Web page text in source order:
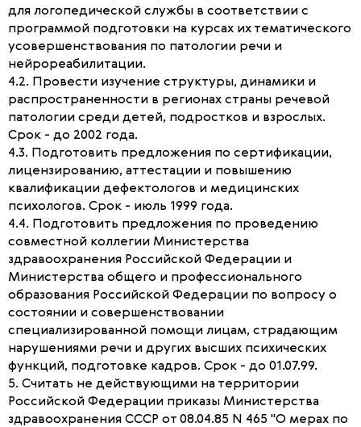
для логопедической службы в соответствии с
программой подготовки на курсах их тематического
усовершенствования по патологии речи и
нейрореабилитации.
4.2. Провести изучение структуры, динамики и
распространенности в регионах страны речевой
патологии среди детей, подростков и взрослых.
Срок - до 2002 года.
4.3. Подготовить предложения по сертификации,
лицензированию, аттестации и повышению
квалификации дефектологов и медицинских
психологов. Срок - июль 1999 года.
4.4. Подготовить предложения по проведению
совместной коллегии Министерства
здравоохранения Российской Федерации и
Министерства общего и профессионального
образования Российской Федерации по вопросу о
состоянии и совершенствовании
специализированной помощи лицам, страдающим
нарушениями речи и других высших психических
функций, подготовке кадров. Срок - до 01.07.99.
5. Считать не действующими на территории
Российской Федерации приказы Министерства
здравоохранения СССР от 08.04.85 N 465 "О мерах по